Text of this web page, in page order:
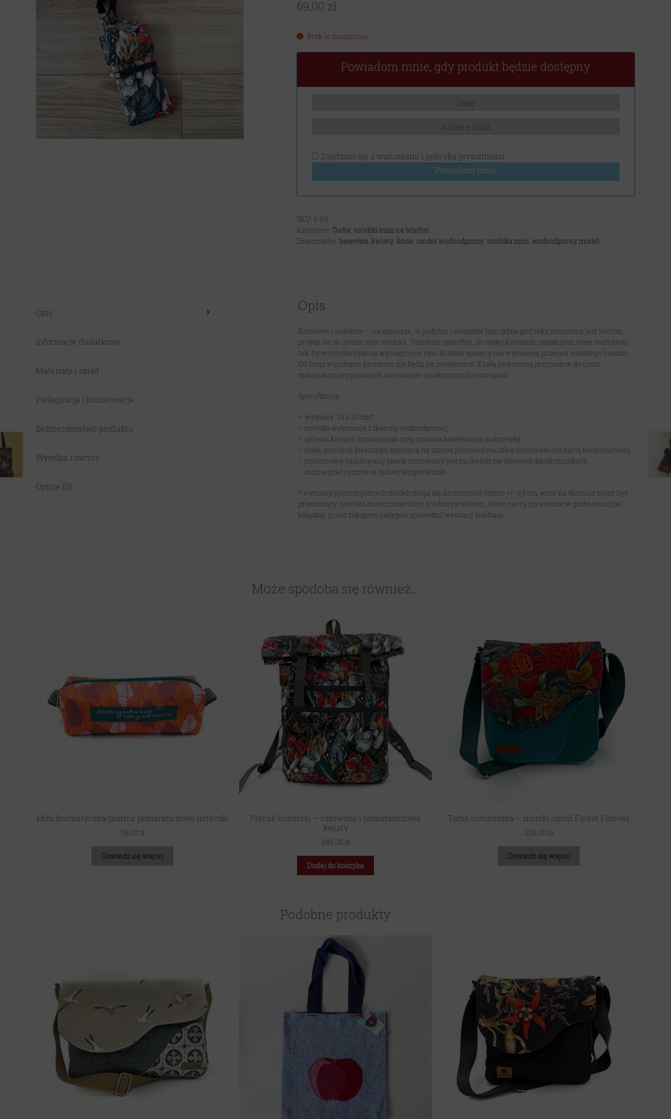
69,00 zł
Brak w magazynie
Powiadom mnie, gdy produkt będzie dostępny
Zgadzam się z warunkami i polityką prywatności
Powiadom mnie
SKU: 6-04
Kategorie: Torby, torebki mini na telefon
Znaczników: bawełna, kwiaty, liście, model wodoodporny, torebka mini, wodoodporny model
Opis
Informacje dodatkowe
Materiały i skład
Pielęgnacja i konserwacja
Bezpieczeństwo produktu
Wysyłka i zwroty
Opinie (0)
Opis
Kolorowo i radośnie – na spacerze, w podróży i wszędzie tam, gdzie pod ręką potrzebny jest telefon,
przyda się ta urocza mini torebka. Pomieści smartfon, do małej kieszonki zapakujesz małe słuchawki,
tak, by wszystko była na wyciągnięcie ręki. Krótkie spacery nie wymagają przecież wielkiego bagażu.
Od teraz wypchane kieszenie nie będą już problemem. Z całą pewnością przypadnie do gustu
miłośnikom oryginalnych akcesoriów i praktycznych rozwiązań.
Specyfikacja:
– wymiary: 10 x 20 cm*
– torebka wykonana z tkaniny wodoodpornej
– główna kieszeń zapinana na rzep, posiada bawełnianą podszewkę
– mała, przednia kieszonka zapinana na zamek pomieści malutkie słuchawki czy kartę bankomatową
– poliestrowy, regulowany pasek mocowany jest na dwóch metalowych karabińczykach
– można prać ręcznie w niskiej temperaturze.
* wymiary poszczególnych modeli mogą się nieznacznie różnić +/- 0,5 cm, wzór na tkaninie może być
przesunięty; torebka mieści smartfony średniej wielkości, które nie są oprawione w grube etui (tzw.
książka), przed zakupem najlepiej sprawdzić wymiary telefonu.
Może spodoba się również…
Mini kosmetyczka/piórnik pomarańczowe listeczki
39,00 zł
Dowiedz się więcej
Plecak kurierski – czerwone i pomarańczowe
kwiaty
349,00 zł
Dodaj do koszyka
Torba listonoszka – morski ogród Forest Forever
209,00 zł
Dowiedz się więcej
Podobne produkty